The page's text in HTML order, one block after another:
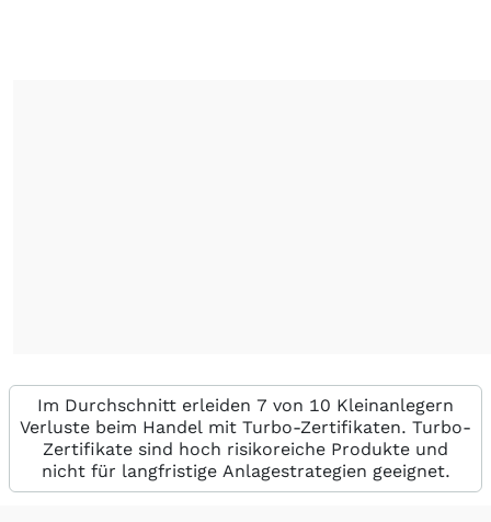
Im Durchschnitt erleiden 7 von 10 Kleinanlegern
Verluste beim Handel mit Turbo-Zertifikaten. Turbo-
Zertifikate sind hoch risikoreiche Produkte und
nicht für langfristige Anlagestrategien geeignet.